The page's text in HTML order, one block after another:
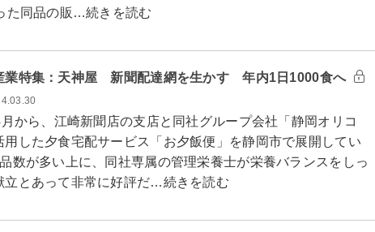
た同品の販…続きを読む
業特集：天神屋 新聞配達網を生かす 年内1日1000食へ
から、江崎新聞店の支店と同社グループ会社「静岡オリコ
用した夕食宅配サービス「お夕飯便」を静岡市で展開してい
数が多い上に、同社専属の管理栄養士が栄養バランスをしっ
立とあって非常に好評だ…続きを読む